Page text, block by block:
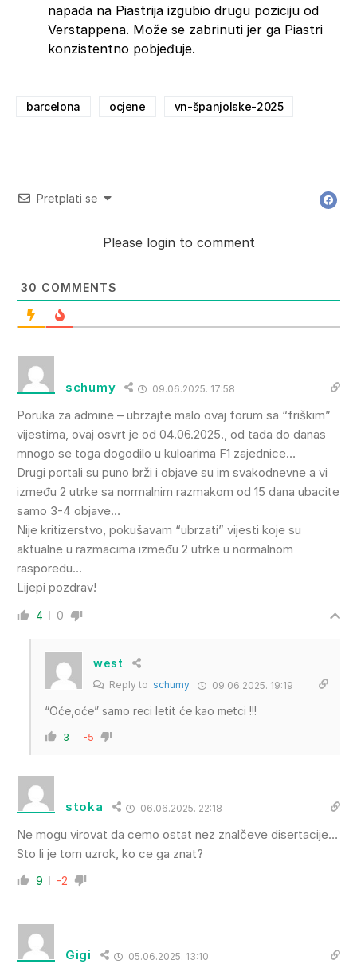
napada na Piastrija izgubio drugu poziciju od
Verstappena. Može se zabrinuti jer ga Piastri
konzistentno pobjeđuje.
barcelona ocjene vn-španjolske-2025
Pretplati se
Please login to comment
30 COMMENTS
schumy 09.06.2025. 17:58
Poruka za admine – ubrzajte malo ovaj forum sa “friškim”
vijestima, ovaj osvrt je od 04.06.2025., od tada do danas
mnogo se toga dogodilo u kuloarima F1 zajednice…
Drugi portali su puno brži i objave su im svakodnevne a vi
između 2 utrke sa normalnim razmakom od 15 dana ubacite
samo 3-4 objave…
Nije kritizerstvo, pokušavam “ubrzati” vijesti koje su
aktualne u razmacima između 2 utrke u normalnom
rasporedu…
Lijepi pozdrav!
4 0
west
Reply to schumy 09.06.2025. 19:19
“Oće,oće” samo reci letit će kao metci !!!
3 -5
stoka 06.06.2025. 22:18
Ne mogu virovat da cemo ostat nez znalčeve disertacije…
Sto li je tom uzrok, ko ce ga znat?
9 -2
Gigi 05.06.2025. 13:10